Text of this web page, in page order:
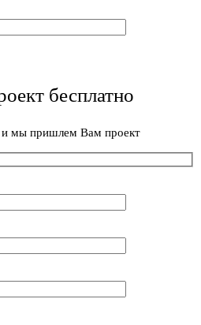
бесплатно
и мы пришлем Вам проект